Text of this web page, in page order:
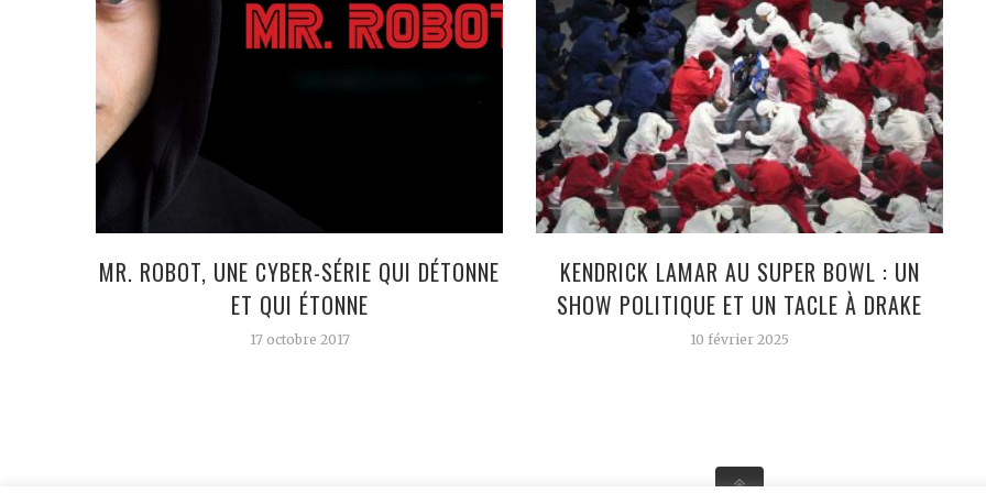
MR. ROBOT, UNE CYBER-SÉRIE QUI DÉTONNE
ET QUI ÉTONNE
17 octobre 2017
KENDRICK LAMAR AU SUPER BOWL : UN
SHOW POLITIQUE ET UN TACLE À DRAKE
10 février 2025